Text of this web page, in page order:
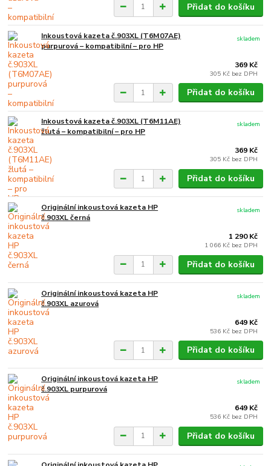
Přidat do košíku
Inkoustová kazeta č.903XL (T6M07AE)
purpurová – kompatibilní – pro HP
369 Kč
305 Kč bez DPH
skladem
Přidat do košíku
Inkoustová kazeta č.903XL (T6M11AE)
žlutá – kompatibilní – pro HP
369 Kč
305 Kč bez DPH
skladem
Přidat do košíku
Originální inkoustová kazeta HP
č.903XL černá
1 290 Kč
1 066 Kč bez DPH
skladem
Přidat do košíku
Originální inkoustová kazeta HP
č.903XL azurová
649 Kč
536 Kč bez DPH
skladem
Přidat do košíku
Originální inkoustová kazeta HP
č.903XL purpurová
649 Kč
536 Kč bez DPH
skladem
Přidat do košíku